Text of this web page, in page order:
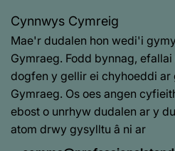
Cynnwys Cymreig
Mae'r dudalen hon wedi'i
Gymraeg. Fodd bynnag,
dogfen y gellir ei chyhoeddi ar
Gymraeg. Os oes angen
ebost o unrhyw dudalen ar y
atom drwy gysylltu â ni ar